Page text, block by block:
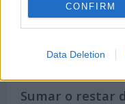
CONFIRM
Data Deletion
Calculadoras
Sumar o restar